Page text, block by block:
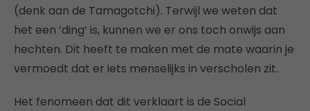
(denk aan de Tamagotchi). Terwijl we weten dat
het een ‘ding’ is, kunnen we er ons toch onwijs aan
hechten. Dit heeft te maken met de mate waarin je
vermoedt dat er iets menselijks in verscholen zit.
Het fenomeen dat dit verklaart is de Social